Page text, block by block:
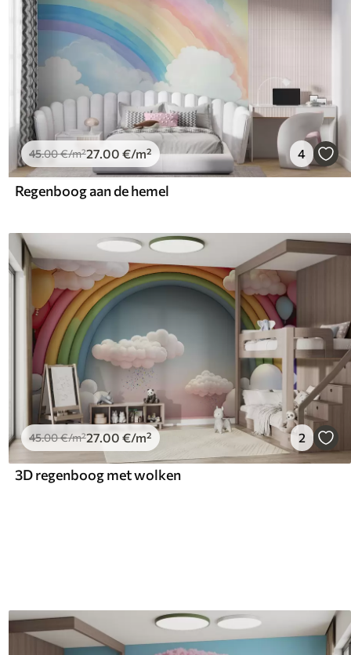
45.00€/m²27.00 €/m² 4
Regenboog aan de hemel
45.00€/m²27.00 €/m² 2
3D regenboog met wolken